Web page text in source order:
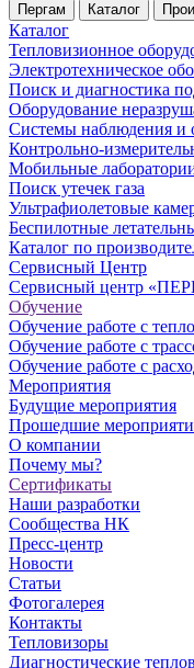
Пергам Каталог
Каталог
Тепловизионное
Электротехническое
Поиск и диагностика
Оборудование
Системы наблюдения и
Контрольно-
Мобильные
Поиск утечек газа
Ультрафиолетовые
Беспилотные
Каталог по
Сервисный Центр
Сервисный центр
Обучение
Обучение работе с
Обучение работе с
Обучение работе с
Мероприятия
Будущие мероприятия
Прошедшие
О компании
Почему мы?
Сертификаты
Наши разработки
Сообщества НК
Пресс-центр
Новости
Статьи
Фотогалерея
Контакты
Тепловизоры
Диагностические